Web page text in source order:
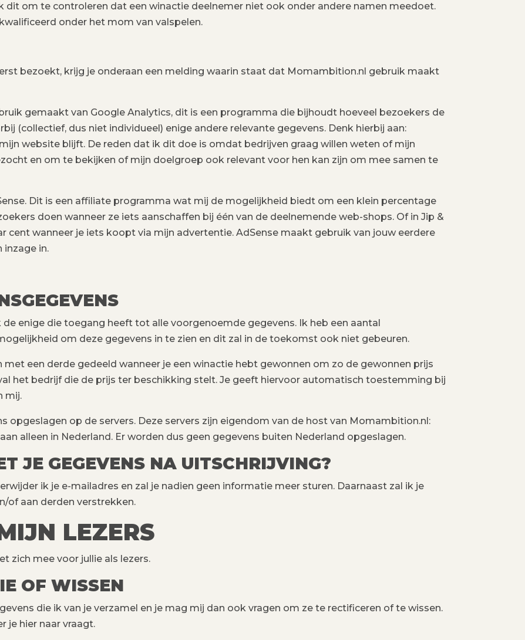
dit om te controleren dat een winactie deelnemer niet ook onder andere namen meedoet.
onder het mom van valspelen.
bezoekt, krijg je onderaan een melding waarin staat dat Momambition.nl gebruik maakt
gemaakt van Google Analytics, dit is een programma die bijhoudt hoeveel bezoekers de
(collectief, dus niet individueel) enige andere relevante gegevens. Denk hierbij aan:
website blijft. De reden dat ik dit doe is omdat bedrijven graag willen weten of mijn
en om te bekijken of mijn doelgroep ook relevant voor hen kan zijn om mee samen te
Dit is een affiliate programma wat mij de mogelijkheid biedt om een klein percentage
doen wanneer ze iets aanschaffen bij één van de deelnemende web-shops. Of in Jip &
cent wanneer je iets koopt via mijn advertentie. AdSense maakt gebruik van jouw eerdere
inzage in.
enige die toegang heeft tot alle voorgenoemde gegevens. Ik heb een aantal
om deze gegevens in te zien en dit zal in de toekomst ook niet gebeuren.
een derde gedeeld wanneer je een winactie hebt gewonnen om zo de gewonnen prijs
het bedrijf die de prijs ter beschikking stelt. Je geeft hiervoor automatisch toestemming bij
mij.
opgeslagen op de servers. Deze servers zijn eigendom van de host van Momambition.nl:
alleen in Nederland. Er worden dus geen gegevens buiten Nederland opgeslagen.
JE GEGEVENS NA UITSCHRIJVING?
ik je e-mailadres en zal je nadien geen informatie meer sturen. Daarnaast zal ik je
of aan derden verstrekken.
LEZERS
zich mee voor jullie als lezers.
OF WISSEN
die ik van je verzamel en je mag mij dan ook vragen om ze te rectificeren of te wissen.
je hier naar vraagt.